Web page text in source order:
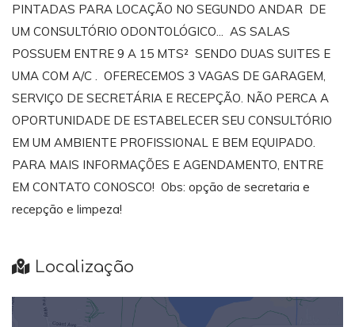
PINTADAS PARA LOCAÇÃO NO SEGUNDO ANDAR DE
UM CONSULTÓRIO ODONTOLÓGICO... AS SALAS
POSSUEM ENTRE 9 A 15 MTS² SENDO DUAS SUITES E
UMA COM A/C . OFERECEMOS 3 VAGAS DE GARAGEM,
SERVIÇO DE SECRETÁRIA E RECEPÇÃO. NÃO PERCA A
OPORTUNIDADE DE ESTABELECER SEU CONSULTÓRIO
EM UM AMBIENTE PROFISSIONAL E BEM EQUIPADO.
PARA MAIS INFORMAÇÕES E AGENDAMENTO, ENTRE
EM CONTATO CONOSCO! Obs: opção de secretaria e
recepção e limpeza!
Localização